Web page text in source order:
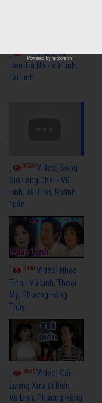
[
Video] Khi
Hoa Trà Nở - Vũ Linh,
Tài Linh
3659Video] Sóng
Gió Làng Chài - Vũ
Linh, Tài Linh, Khánh
Tuấn
3440Video] Nhạc
Tình - Vũ Linh, Thoại
Mỹ, Phương Hồng
Thủy
3966Video] Cải
Lương Xưa Đi Biển -
Vũ Linh, Phương Hồng
Powered by netcore.vn